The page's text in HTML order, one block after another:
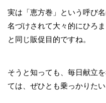
実は「恵方巻」という呼び
名づけされて大々的にひろ
と同じ販促目的ですね。
そうと知っても、毎日献立
ては、ぜひとも乗っかりたい